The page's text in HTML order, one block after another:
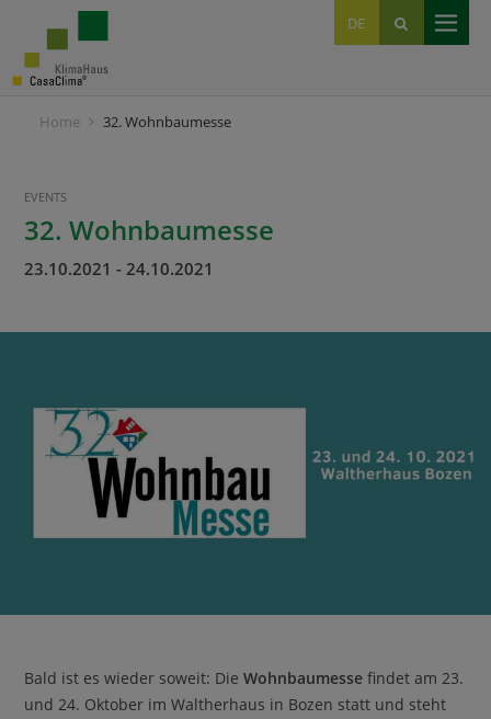
DE
IT
EN
Home 32. Wohnbaumesse
EVENTS
32. Wohnbaumesse
23.10.2021- 24.10.2021
Bald ist es wieder soweit: DieWohnbaumesse findet am 23.
und 24. Oktober im Waltherhaus in Bozen statt und steht